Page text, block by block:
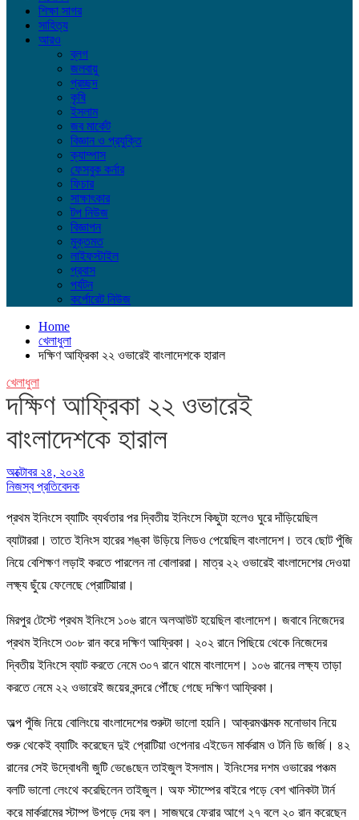
শিক্ষা সাগর
সাহিত্য
আরও
ব্লগ
জলবায়ু
প্রচ্ছদ
কৃষি
ইসলাম
জব মার্কেট
বিজ্ঞান ও প্রযুক্তি
ক্যাম্পাস
ফেসবুক কর্নার
ফিচার
সাক্ষাৎকার
টপ নিউজ
বিজ্ঞাপন
মুক্তমত
লাইফস্টাইল
প্রবাস
পর্যটন
কর্পোরেট নিউজ
Home
খেলাধুলা
দক্ষিণ আফ্রিকা ২২ ওভারেই বাংলাদেশকে হারাল
খেলাধুলা
দক্ষিণ আফ্রিকা ২২ ওভারেই
বাংলাদেশকে হারাল
অক্টোবর ২৪, ২০২৪
নিজস্ব প্রতিবেদক
প্রথম ইনিংসে ব্যাটিং ব্যর্থতার পর দ্বিতীয় ইনিংসে কিছুটা হলেও ঘুরে দাঁড়িয়েছিল
ব্যাটাররা। তাতে ইনিংস হারের শঙ্কা উড়িয়ে লিডও পেয়েছিল বাংলাদেশ। তবে ছোট পুঁজি
নিয়ে বেশিক্ষণ লড়াই করতে পারলেন না বোলাররা। মাত্র ২২ ওভারেই বাংলাদেশের দেওয়া
লক্ষ্য ছুঁয়ে ফেলেছে প্রোটিয়ারা।
মিরপুর টেস্টে প্রথম ইনিংসে ১০৬ রানে অলআউট হয়েছিল বাংলাদেশ। জবাবে নিজেদের
প্রথম ইনিংসে ৩০৮ রান করে দক্ষিণ আফ্রিকা। ২০২ রানে পিছিয়ে থেকে নিজেদের
দ্বিতীয় ইনিংসে ব্যাট করতে নেমে ৩০৭ রানে থামে বাংলাদেশ। ১০৬ রানের লক্ষ্য তাড়া
করতে নেমে ২২ ওভারেই জয়ের বন্দরে পৌঁছে গেছে দক্ষিণ আফ্রিকা।
অল্প পুঁজি নিয়ে বোলিংয়ে বাংলাদেশের শুরুটা ভালো হয়নি। আক্রমণাত্মক মনোভাব নিয়ে
শুরু থেকেই ব্যাটিং করেছেন দুই প্রোটিয়া ওপেনার এইডেন মার্করাম ও টনি ডি জর্জি। ৪২
রানের সেই উদ্বোধনী জুটি ভেঙেছেন তাইজুল ইসলাম। ইনিংসের দশম ওভারের পঞ্চম
বলটি ভালো লেংথে করেছিলেন তাইজুল। অফ স্টাম্পের বাইরে পড়ে বেশ খানিকটা টার্ন
করে মার্করামের স্টাম্প উপড়ে দেয় বল। সাজঘরে ফেরার আগে ২৭ বলে ২০ রান করেছেন